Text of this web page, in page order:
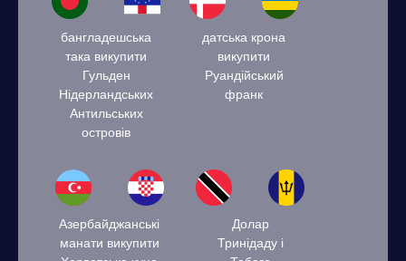
бангладешська
така викупити
Гульден
Нідерландських
Антильських
островів
датська крона
викупити
Руандійський
франк
Азербайджанські
манати викупити
Долар
Тринідаду і